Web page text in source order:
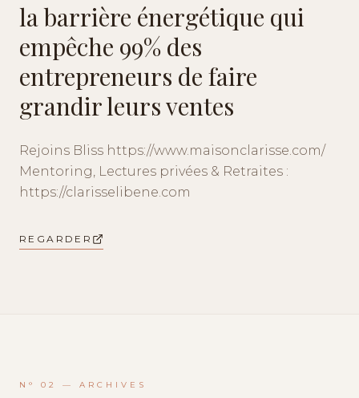
la barrière énergétique qui
empêche 99% des
entrepreneurs de faire
grandir leurs ventes
Rejoins Bliss https://www.maisonclarisse.com/
Mentoring, Lectures privées & Retraites :
https://clarisselibene.com
REGARDER
N° 02 — ARCHIVES